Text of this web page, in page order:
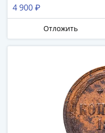
4 900 ₽
Отложить